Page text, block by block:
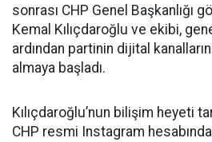
sonrası CHP Genel Başkanlığı
Kemal Kılıçdaroğlu ve ekibi,
ardından partinin dijital
almaya başladı.
Kılıçdaroğlu’nun bilişim heyeti
CHP resmi Instagram